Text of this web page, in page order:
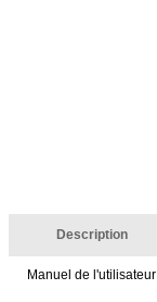
Description
Manuel de l'utilisateur